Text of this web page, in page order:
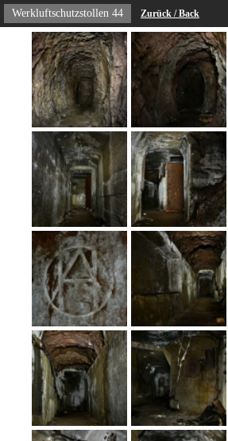
Werkluftschutzstollen 44 Zurück / Back